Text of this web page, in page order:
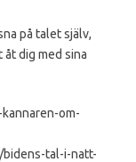
på talet själv,
dig med sina
om-
tal-i-natt-